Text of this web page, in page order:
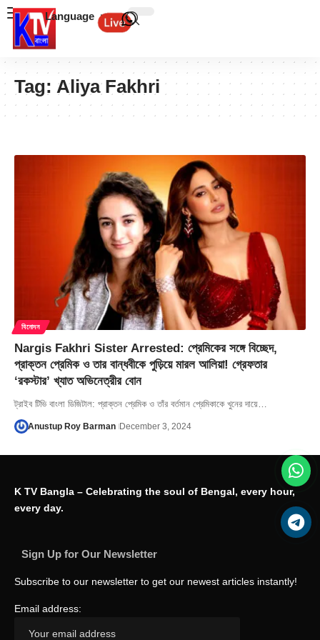
Language
Tag: Aliya Fakhri
বিনোদন
Nargis Fakhri Sister Arrested: প্রেমিকের সঙ্গে বিচ্ছেদ,
প্রাক্তন প্রেমিক ও তার বান্ধবীকে পুড়িয়ে মারল আলিয়া! গ্রেফতার
‘রকস্টার’ খ্যাত অভিনেত্রীর বোন
ট্রাইব টিভি বাংলা ডিজিটাল: প্রাক্তন প্রেমিক ও তাঁর বর্তমান প্রেমিকাকে খুনের দায়ে…
Anustup Roy Barman December 3, 2024
K TV Bangla – Celebrating the soul of Bengal, every hour,
every day.
Sign Up for Our Newsletter
Subscribe to our newsletter to get our newest articles instantly!
Email address: